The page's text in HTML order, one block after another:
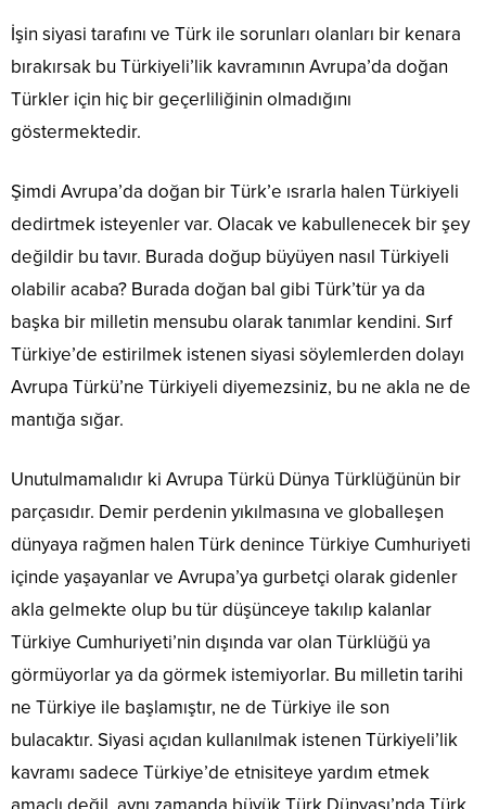
İşin siyasi tarafını ve Türk ile sorunları olanları bir kenara
bırakırsak bu Türkiyeli’lik kavramının Avrupa’da doğan
Türkler için hiç bir geçerliliğinin olmadığını
göstermektedir.
Şimdi Avrupa’da doğan bir Türk’e ısrarla halen Türkiyeli
dedirtmek isteyenler var. Olacak ve kabullenecek bir şey
değildir bu tavır. Burada doğup büyüyen nasıl Türkiyeli
olabilir acaba? Burada doğan bal gibi Türk’tür ya da
başka bir milletin mensubu olarak tanımlar kendini. Sırf
Türkiye’de estirilmek istenen siyasi söylemlerden dolayı
Avrupa Türkü’ne Türkiyeli diyemezsiniz, bu ne akla ne de
mantığa sığar.
Unutulmamalıdır ki Avrupa Türkü Dünya Türklüğünün bir
parçasıdır. Demir perdenin yıkılmasına ve globalleşen
dünyaya rağmen halen Türk denince Türkiye Cumhuriyeti
içinde yaşayanlar ve Avrupa’ya gurbetçi olarak gidenler
akla gelmekte olup bu tür düşünceye takılıp kalanlar
Türkiye Cumhuriyeti’nin dışında var olan Türklüğü ya
görmüyorlar ya da görmek istemiyorlar. Bu milletin tarihi
ne Türkiye ile başlamıştır, ne de Türkiye ile son
bulacaktır. Siyasi açıdan kullanılmak istenen Türkiyeli’lik
kavramı sadece Türkiye’de etnisiteye yardım etmek